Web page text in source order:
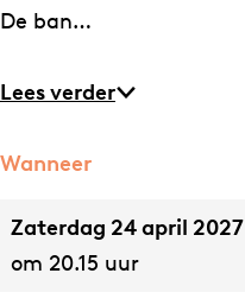
De ban…
Lees verder
Wanneer
Zaterdag 24 april 2027
om 20.15 uur